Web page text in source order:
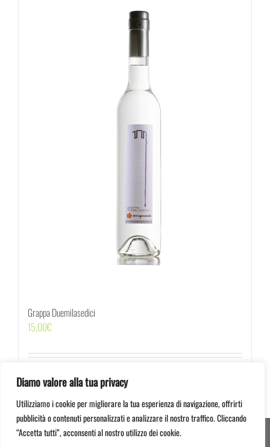
Diamo valore alla tua privacy
Utilizziamo i cookie per migliorare la tua esperienza di navigazione, offrirti
pubblicità o contenuti personalizzati e analizzare il nostro traffico. Cliccando
“Accetta tutti”, acconsenti al nostro utilizzo dei cookie.
Grappa Duemilasedici
15,00€
© 2012 -2026 Serragiumenta Aziende Agricole Riunite | 87042 Altomonte (CS) | P.I.